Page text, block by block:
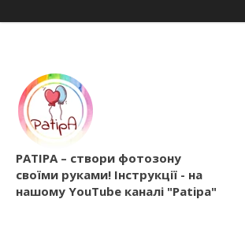
PATIPA – створи фотозону
своїми руками! Інструкції - на
нашому YouTube каналі "Patipa"